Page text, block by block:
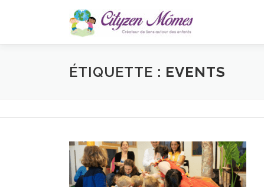
ÉTIQUETTE : EVENTS